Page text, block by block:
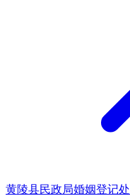
黄陵县民政局婚姻登记处